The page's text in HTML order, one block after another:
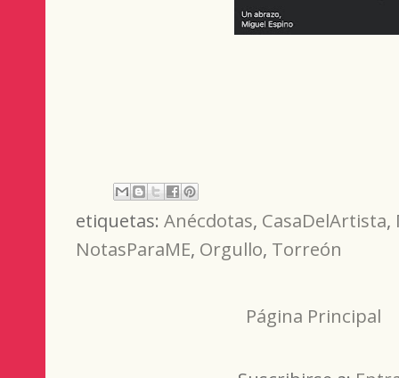
etiquetas:Anécdotas, CasaDelArtista,
NotasParaME, Orgullo, Torreón
Página Principal